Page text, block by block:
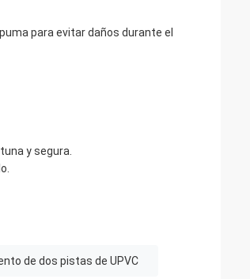
para evitar daños durante el
y segura.
de dos pistas de UPVC